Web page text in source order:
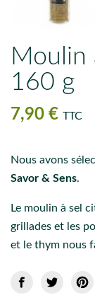
Moulin
160 g
7,90 € TTC
Nous avons
Savor & Sens.
Le moulin à sel
grillades et les
et le thym nous